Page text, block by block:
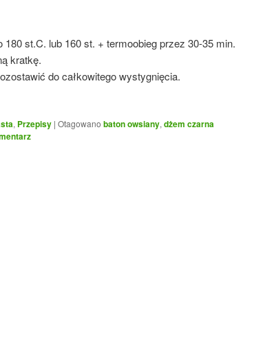
st.C. lub 160 st. + termoobieg przez 30-35 min.
kratkę.
do całkowitego wystygnięcia.
, Przepisy | Otagowano baton owsiany, dżem czarna